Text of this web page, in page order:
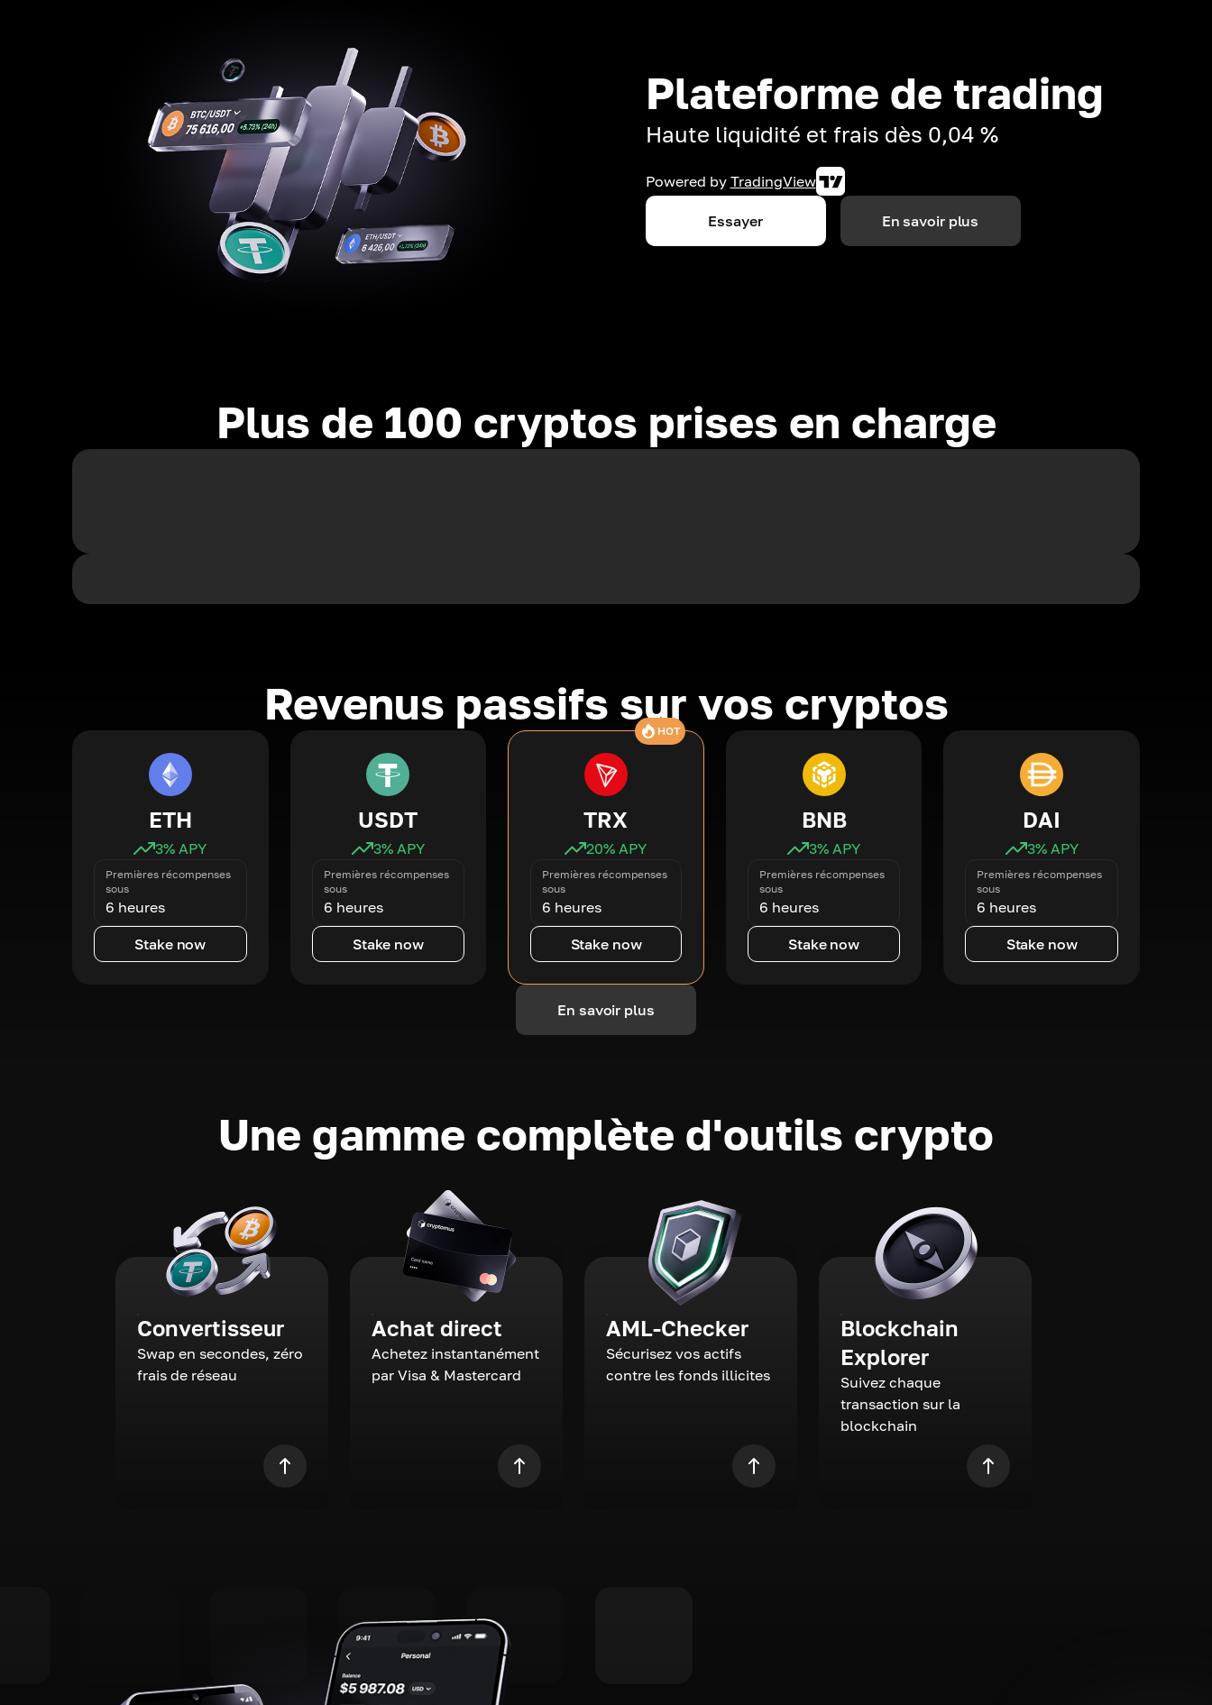
Plateforme de trading
Haute liquidité et frais dès 0,04 %
Powered by TradingView
Essayer En savoir plus
Plus de 100 cryptos prises en charge
Revenus passifs sur vos cryptos
ETH
3% APY
Premières récompenses
sous
6 heures
Stake now
USDT
3% APY
Premières récompenses
sous
6 heures
Stake now
HOT
TRX
20% APY
Premières récompenses
sous
6 heures
Stake now
BNB
3% APY
Premières récompenses
sous
6 heures
Stake now
DAI
3% APY
Premières récompenses
sous
6 heures
Stake now
En savoir plus
Une gamme complète d'outils crypto
Convertisseur
Swap en secondes, zéro
frais de réseau
Achat direct
Achetez instantanément
par Visa & Mastercard
AML-Checker
Sécurisez vos actifs
contre les fonds illicites
Blockchain
Explorer
Suivez chaque
transaction sur la
blockchain